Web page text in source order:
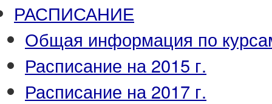
РАСПИСАНИЕ
Общая информация по
Расписание на 2015 г.
Расписание на 2017 г.